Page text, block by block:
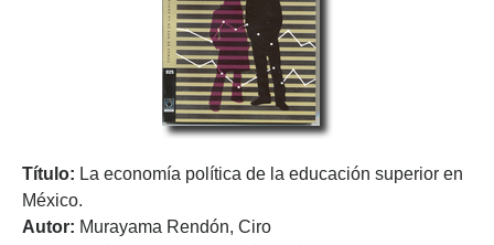
Título: La economía política de la educación superior en
México.
Autor: Murayama Rendón, Ciro